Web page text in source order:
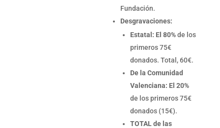
Fundación.
Desgravaciones:
Estatal: El 80%de los
primeros 75€
donados. Total, 60€.
De la Comunidad
Valenciana: El 20%
de los primeros 75€
donados (15€).
TOTAL de las